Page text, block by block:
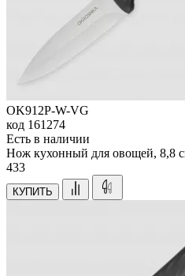
OK912P-W-VG
код 161274
Есть в наличии
Нож кухонный для овощей, 8,8
433
КУПИТЬ